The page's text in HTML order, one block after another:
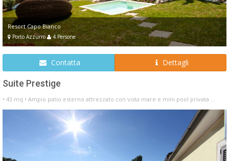
Resort Capo Bianco
Porto Azzurro 4 Persone
Contatta Dettagli
Suite Prestige
• 43 mq • Ampio patio esterno attrezzato con vista mare e mini pool privata ...